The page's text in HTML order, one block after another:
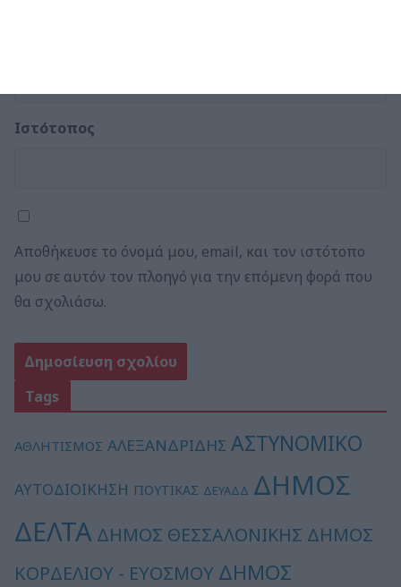
Ιστότοπος
Αποθήκευσε το όνομά μου, email, και τον ιστότοπο
μου σε αυτόν τον πλοηγό για την επόμενη φορά που
θα σχολιάσω.
Tags
ΑΘΛΗΤΙΣΜΟΣ ΑΛΕΞΑΝΔΡΙΔΗΣ ΑΣΤΥΝΟΜΙΚΟ
ΑΥΤΟΔΙΟΙΚΗΣΗ ΓΙΟΥΤΙΚΑΣ ΔΕΥΑΔΔ ΔΗΜΟΣ
ΔΕΛΤΑ ΔΗΜΟΣ ΘΕΣΣΑΛΟΝΙΚΗΣ ΔΗΜΟΣ
ΚΟΡΔΕΛΙΟΥ - ΕΥΟΣΜΟΥ ΔΗΜΟΣ